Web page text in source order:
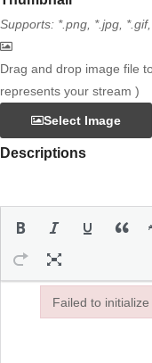
Supports: *.png, *.jpg,
Drag and drop image file
represents your stream )
Select Image
Descriptions
Failed to
Failed to initialize